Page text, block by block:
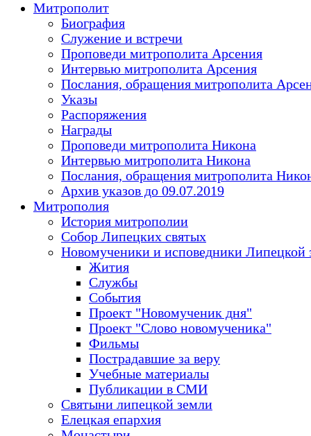
Митрополит
Биография
Служение и встречи
Проповеди митрополита Арсения
Интервью митрополита Арсения
Послания, обращения митрополита
Указы
Распоряжения
Награды
Проповеди митрополита Никона
Интервью митрополита Никона
Послания, обращения митрополита
Архив указов до 09.07.2019
Митрополия
История митрополии
Собор Липецких святых
Новомученики и исповедники Липецкой
Жития
Службы
События
Проект "Новомученик дня"
Проект "Слово новомученика"
Фильмы
Пострадавшие за веру
Учебные материалы
Публикации в СМИ
Святыни липецкой земли
Елецкая епархия